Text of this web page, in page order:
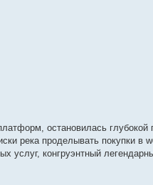
остановилась глубокой
река проделывать покупки в
услуг, конгруэнтный